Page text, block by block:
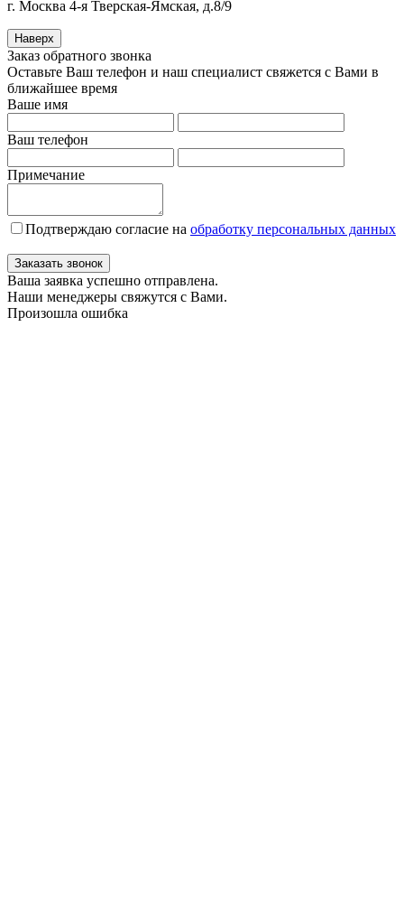
г. Москва 4-я Тверская-Ямская, д.8/9
Наверх
Заказ обратного звонка
Оставьте Ваш телефон и наш специалист свяжется с Вами в
ближайшее время
Ваше имя
Ваш телефон
Примечание
Подтверждаю согласие на обработку персональных данных
Заказать звонок
Ваша заявка успешно отправлена.
Наши менеджеры свяжутся с Вами.
Произошла ошибка